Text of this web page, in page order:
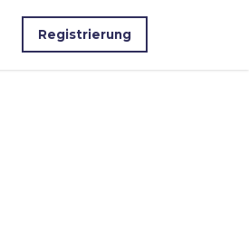
Registrierung